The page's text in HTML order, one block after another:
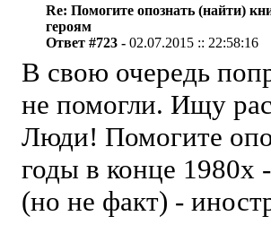
Re: Помогите опознать (найти)
героям
Ответ #723 -02.07.2015 :: 22:58:16
В свою очередь
не помогли. Ищу
Люди! Помогите
годы в конце 1980х
(но не факт) -